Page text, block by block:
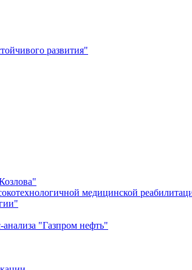
развития"
медицинской
"Газпром нефть"